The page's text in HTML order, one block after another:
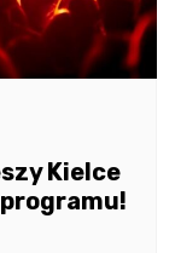
Kielce